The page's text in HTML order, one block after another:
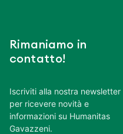
Rimaniamo in
contatto!
Iscriviti alla nostra newsletter
per ricevere novità e
informazioni su Humanitas
Gavazzeni.